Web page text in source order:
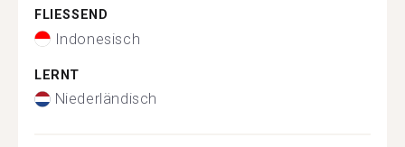
FLIESSEND
Indonesisch
LERNT
Niederländisch